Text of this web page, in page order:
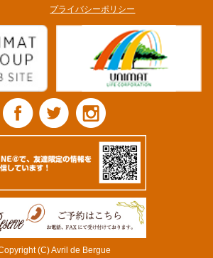
プライバシーポリシー
(C) Avril de Bergue